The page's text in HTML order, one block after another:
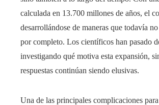
calculada en 13.700 millones de años, el
desarrollándose de maneras que todavía
por completo. Los científicos han pasado
investigando qué motiva esta expansión,
respuestas continúan siendo elusivas.
Una de las principales complicaciones